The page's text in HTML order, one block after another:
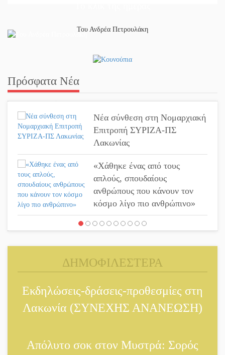
Του Ανδρέα Πετρουλάκη
Πρόσφατα Νέα
Νέα σύνθεση στη Νομαρχιακή
Επιτροπή ΣΥΡΙΖΑ-ΠΣ
Λακωνίας
«Χάθηκε ένας από τους
απλούς, σπουδαίους
ανθρώπους που κάνουν τον
κόσμο λίγο πιο ανθρώπινο»
Χωρίς «διακοπές» η ΕΛΑΣ:
Δάσκαλος και πρωτοπόρος της
Τεχνικής Εκπαίδευσης στη
Λακωνία
«Κλειστά» ανοιχτά προαύλια
στον Δ. Σπάρτης;
ΔΗΜΟΦΙΛΕΣΤΕΡΑ
Εκδηλώσεις-δράσεις-προθεσμίες στη
Λακωνία (ΣΥΝΕΧΗΣ ΑΝΑΝΕΩΣΗ)
Απόλυτο σοκ στον Μυστρά: Σορός